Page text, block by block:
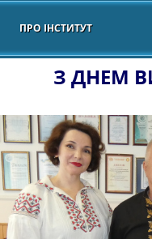
ПРО ІНСТИТУТ
З ДНЕМ